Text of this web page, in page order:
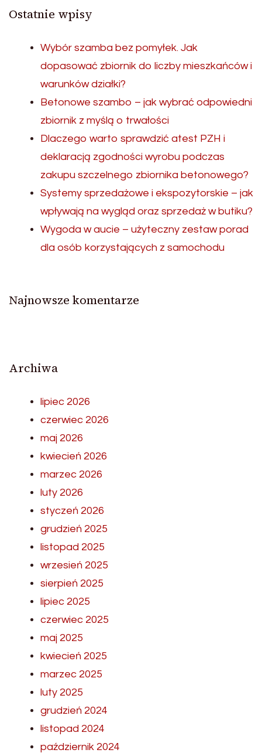
Ostatnie wpisy
Wybór szamba bez pomyłek. Jak
dopasować zbiornik do liczby mieszkańców i
warunków działki?
Betonowe szambo – jak wybrać odpowiedni
zbiornik z myślą o trwałości
Dlaczego warto sprawdzić atest PZH i
deklaracją zgodności wyrobu podczas
zakupu szczelnego zbiornika betonowego?
Systemy sprzedażowe i ekspozytorskie – jak
wpływają na wygląd oraz sprzedaż w butiku?
Wygoda w aucie – użyteczny zestaw porad
dla osób korzystających z samochodu
Najnowsze komentarze
Archiwa
lipiec 2026
czerwiec 2026
maj 2026
kwiecień 2026
marzec 2026
luty 2026
styczeń 2026
grudzień 2025
listopad 2025
wrzesień 2025
sierpień 2025
lipiec 2025
czerwiec 2025
maj 2025
kwiecień 2025
marzec 2025
luty 2025
grudzień 2024
listopad 2024
październik 2024